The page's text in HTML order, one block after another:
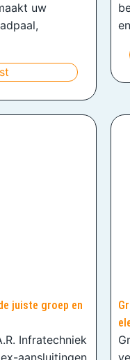
uw
juiste groep en
Infratechniek